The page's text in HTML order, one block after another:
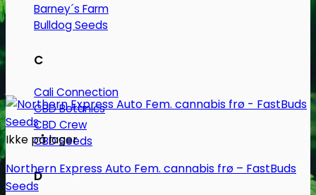
Barney´s Farm
Bulldog Seeds
C
Cali Connection
CBD Botanics
CBD Crew
CBD Seeds
D
Ikke på lager
Northern Express Auto Fem. cannabis frø – FastBuds
Seeds